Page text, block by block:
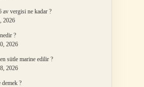
av vergisi ne kadar ?
2026
?
2026
sütle marine edilir ?
2026
?